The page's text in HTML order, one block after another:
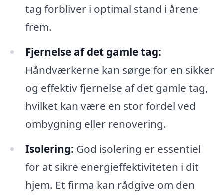
tag forbliver i optimal stand i årene
frem.
Fjernelse af det gamle tag:
Håndværkerne kan sørge for en sikker
og effektiv fjernelse af det gamle tag,
hvilket kan være en stor fordel ved
ombygning eller renovering.
Isolering: God isolering er essentiel
for at sikre energieffektiviteten i dit
hjem. Et firma kan rådgive om den